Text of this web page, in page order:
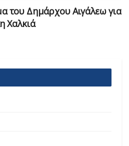
του Δημάρχου Αιγάλεω για
Χαλκιά